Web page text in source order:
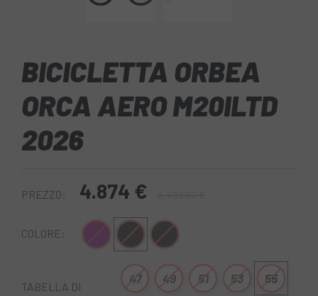
BICICLETTA ORBEA
ORCA AERO M20ILTD
2026
PREZZO: 4.874 €
COLORE: NeroNero bianco
TABELLA DI
47 49 51 53 55